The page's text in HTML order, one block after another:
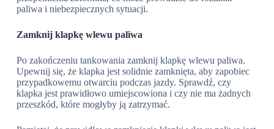
paliwa i niebezpiecznych sytuacji.
Zamknij klapkę wlewu paliwa
Po zakończeniu tankowania zamknij klapkę wlewu paliwa.
Upewnij się, że klapka jest solidnie zamknięta, aby zapobiec
przypadkowemu otwarciu podczas jazdy. Sprawdź, czy
klapka jest prawidłowo umiejscowiona i czy nie ma żadnych
przeszkód, które mogłyby ją zatrzymać.